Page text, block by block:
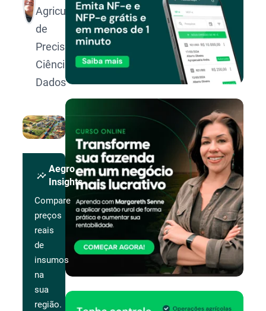
Agricultura
de
Precisão e
Ciência de
Dados
insights
Aegro
Insights
Compare
preços
reais
de
insumos
na
sua
região.